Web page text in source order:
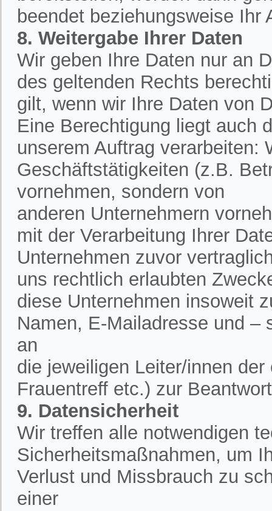
beendet beziehungsweise
8. Weitergabe Ihrer Daten
Wir geben Ihre Daten nur an
des geltenden Rechts
gilt, wenn wir Ihre Daten von
Eine Berechtigung liegt auch
unserem Auftrag verarbeiten:
Geschäftstätigkeiten (z.B.
vornehmen, sondern von
anderen Unternehmern
mit der Verarbeitung Ihrer
Unternehmen zuvor
uns rechtlich erlaubten
diese Unternehmen insoweit
Namen, E-Mailadresse und –
an
die jeweiligen Leiter/innen
Frauentreff etc.) zur
9. Datensicherheit
Wir treffen alle notwendigen
Sicherheitsmaßnahmen, um
Verlust und Missbrauch zu
einer